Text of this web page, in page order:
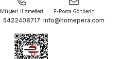
Müşteri Hizmetleri
5422408717
E-Posta Gönderin
info@homepera.com